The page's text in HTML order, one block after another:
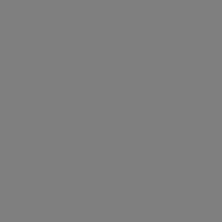
sich hervorragend auf Schneideplottern
Glasdekore durch den speziellen
auf nahezu allen glatten
Mactac MACal 798-01 BF frosted
von bis zu 5 Jahren. Selbstverständlich
Luftkanalklebers gewährleistet werden
Geplottete Motive sind mithilfe eines